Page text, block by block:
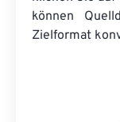
können
Zielformat